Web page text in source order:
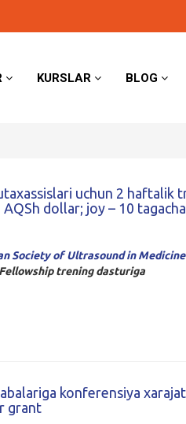
KURSLAR BLOG
uchun 2 haftalik
dollar; joy – 10
Society of Ultrasound in
trening dasturiga
konferensiya
grant